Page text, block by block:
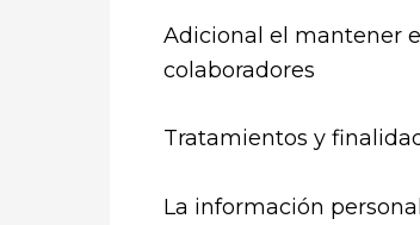
Adicional el mantener
colaboradores
Tratamientos y
La información